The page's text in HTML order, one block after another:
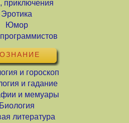
приключения
Эротика
Юмор
и гороскоп
и гадание
и мемуары
Биология
литература